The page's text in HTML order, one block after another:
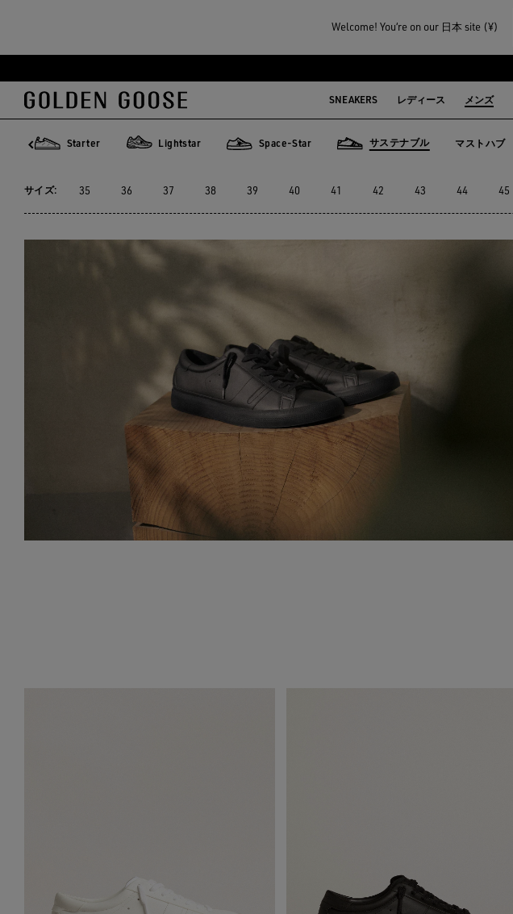
Welcome! You‘re on our 日本 site (¥)
メ
イ
ン
ン
ツ
フ
ッ
タ
テ
ン
SNEAKERS レディース メンズ
サステナブル
4点の商品
Starter Lightstar Space-Star サステナブル マストハブ
サイズ: 35 36 37 38 39 40 41 42 43 44 45